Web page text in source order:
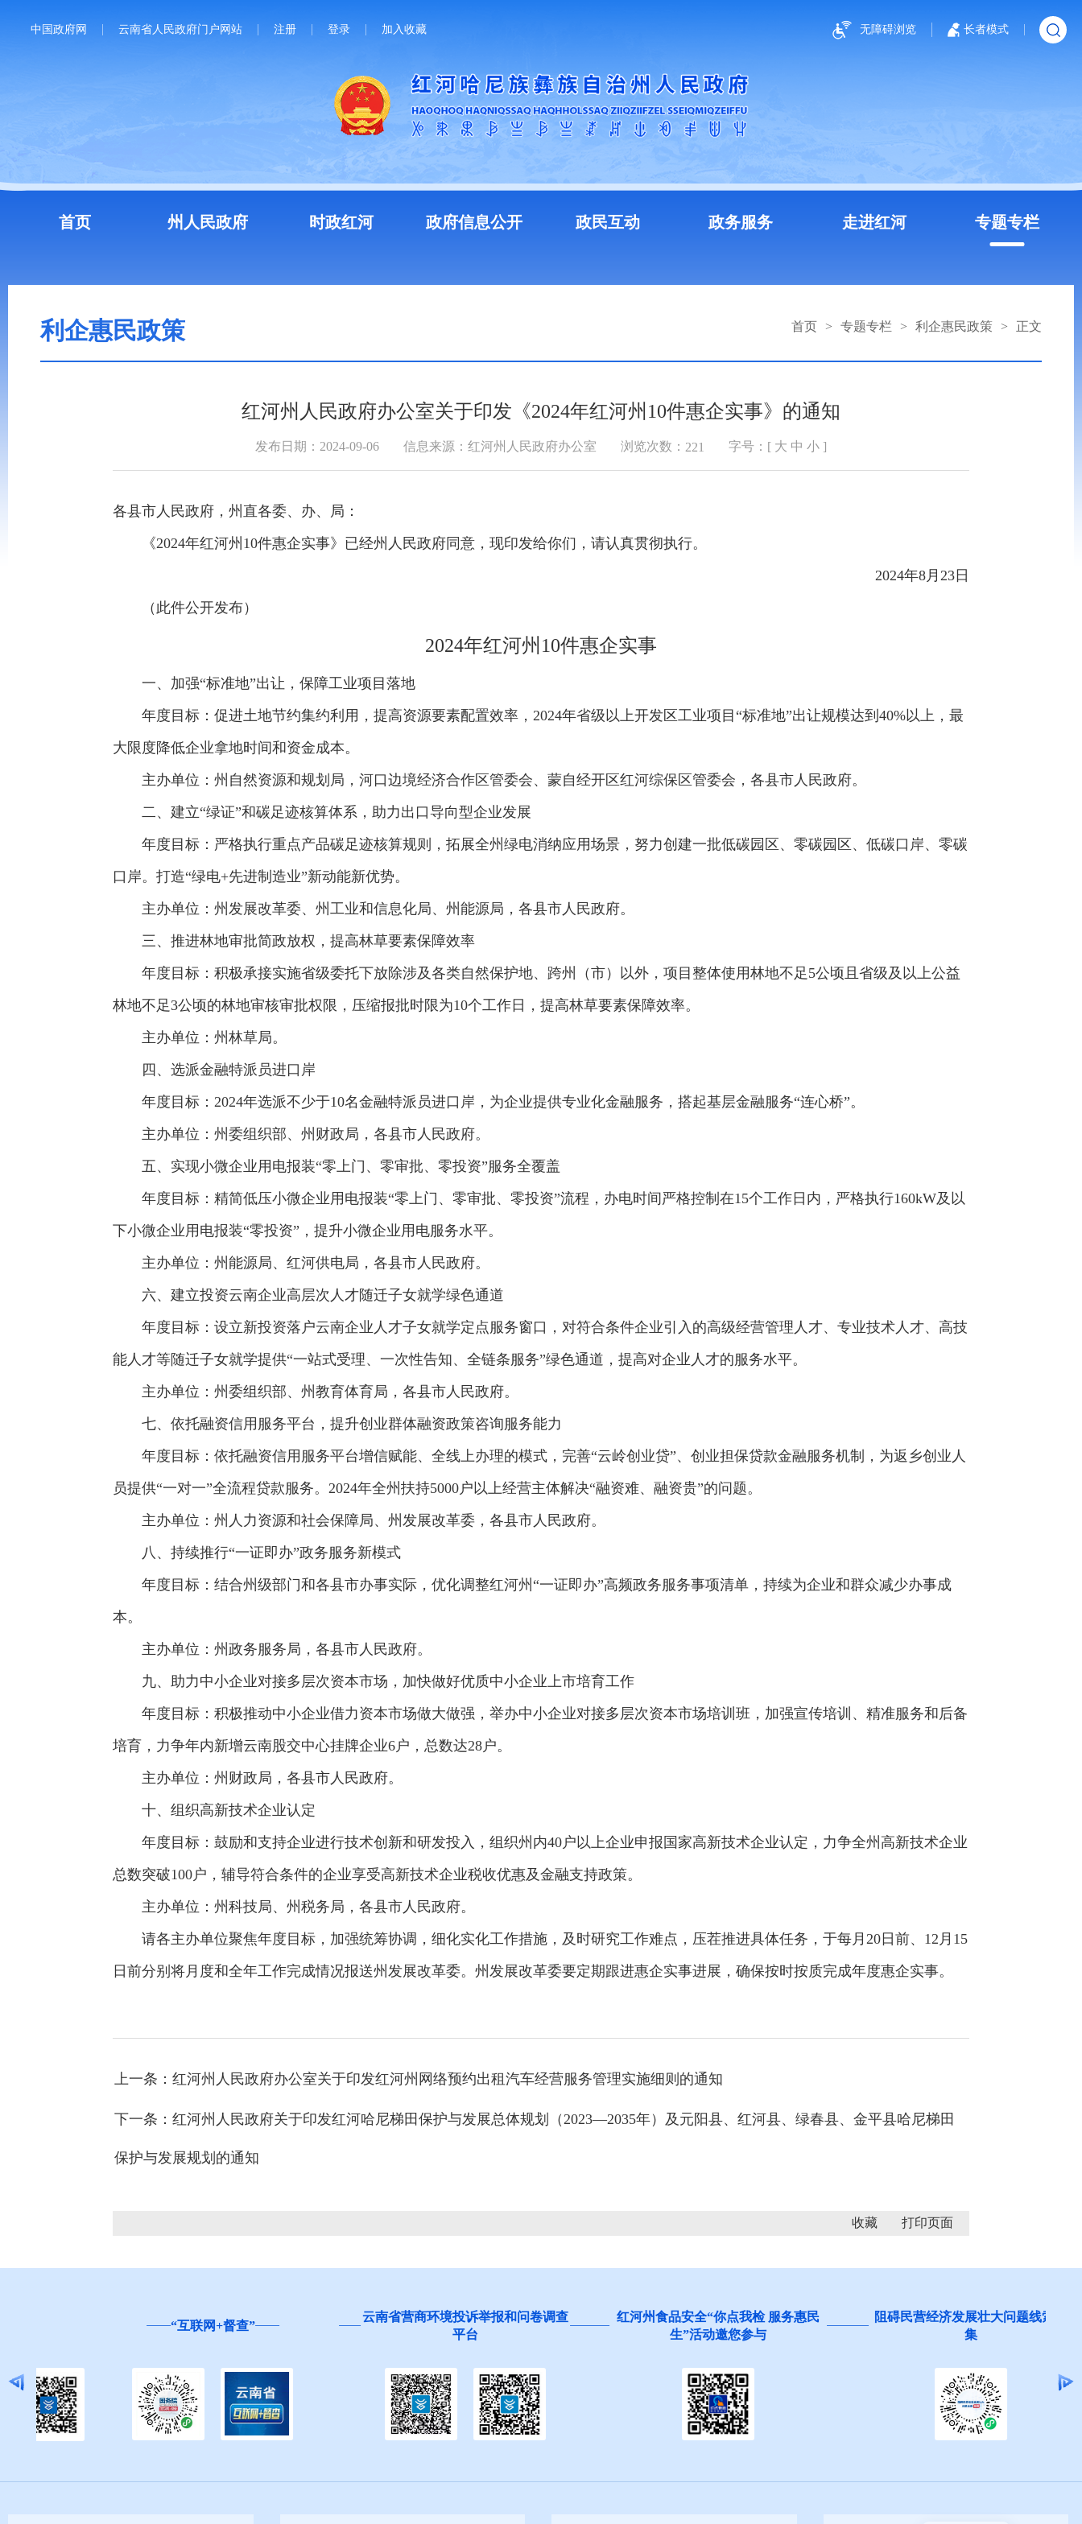
中国政府网 云南省人民政府门户网站 注册 登录 加入收藏 无障碍浏览 长者模式
首页 州人民政府 时政红河 政府信息公开 政民互动 政务服务 走进红河 专题专栏
利企惠民政策 首页 > 专题专栏 > 利企惠民政策 > 正文
红河州人民政府办公室关于印发《2024年红河州10件惠企实事》的通知
发布日期：2024-09-06 信息来源：红河州人民政府办公室 浏览次数： 221 字号：[ 大 中 小 ]
各县市人民政府，州直各委、办、局：
《2024年红河州10件惠企实事》已经州人民政府同意，现印发给你们，请认真贯彻执行。
2024年8月23日
（此件公开发布）
2024年红河州10件惠企实事
一、加强“标准地”出让，保障工业项目落地
年度目标：促进土地节约集约利用，提高资源要素配置效率，2024年省级以上开发区工业项目“标准地”出让规模达到40%以上，最
大限度降低企业拿地时间和资金成本。
主办单位：州自然资源和规划局，河口边境经济合作区管委会、蒙自经开区红河综保区管委会，各县市人民政府。
二、建立“绿证”和碳足迹核算体系，助力出口导向型企业发展
年度目标：严格执行重点产品碳足迹核算规则，拓展全州绿电消纳应用场景，努力创建一批低碳园区、零碳园区、低碳口岸、零碳
口岸。打造“绿电+先进制造业”新动能新优势。
主办单位：州发展改革委、州工业和信息化局、州能源局，各县市人民政府。
三、推进林地审批简政放权，提高林草要素保障效率
年度目标：积极承接实施省级委托下放除涉及各类自然保护地、跨州（市）以外，项目整体使用林地不足5公顷且省级及以上公益
林地不足3公顷的林地审核审批权限，压缩报批时限为10个工作日，提高林草要素保障效率。
主办单位：州林草局。
四、选派金融特派员进口岸
年度目标：2024年选派不少于10名金融特派员进口岸，为企业提供专业化金融服务，搭起基层金融服务“连心桥”。
主办单位：州委组织部、州财政局，各县市人民政府。
五、实现小微企业用电报装“零上门、零审批、零投资”服务全覆盖
年度目标：精简低压小微企业用电报装“零上门、零审批、零投资”流程，办电时间严格控制在15个工作日内，严格执行160kW及以
下小微企业用电报装“零投资”，提升小微企业用电服务水平。
主办单位：州能源局、红河供电局，各县市人民政府。
六、建立投资云南企业高层次人才随迁子女就学绿色通道
年度目标：设立新投资落户云南企业人才子女就学定点服务窗口，对符合条件企业引入的高级经营管理人才、专业技术人才、高技
能人才等随迁子女就学提供“一站式受理、一次性告知、全链条服务”绿色通道，提高对企业人才的服务水平。
主办单位：州委组织部、州教育体育局，各县市人民政府。
七、依托融资信用服务平台，提升创业群体融资政策咨询服务能力
年度目标：依托融资信用服务平台增信赋能、全线上办理的模式，完善“云岭创业贷”、创业担保贷款金融服务机制，为返乡创业人
员提供“一对一”全流程贷款服务。2024年全州扶持5000户以上经营主体解决“融资难、融资贵”的问题。
主办单位：州人力资源和社会保障局、州发展改革委，各县市人民政府。
八、持续推行“一证即办”政务服务新模式
年度目标：结合州级部门和各县市办事实际，优化调整红河州“一证即办”高频政务服务事项清单，持续为企业和群众减少办事成
本。
主办单位：州政务服务局，各县市人民政府。
九、助力中小企业对接多层次资本市场，加快做好优质中小企业上市培育工作
年度目标：积极推动中小企业借力资本市场做大做强，举办中小企业对接多层次资本市场培训班，加强宣传培训、精准服务和后备
培育，力争年内新增云南股交中心挂牌企业6户，总数达28户。
主办单位：州财政局，各县市人民政府。
十、组织高新技术企业认定
年度目标：鼓励和支持企业进行技术创新和研发投入，组织州内40户以上企业申报国家高新技术企业认定，力争全州高新技术企业
总数突破100户，辅导符合条件的企业享受高新技术企业税收优惠及金融支持政策。
主办单位：州科技局、州税务局，各县市人民政府。
请各主办单位聚焦年度目标，加强统筹协调，细化实化工作措施，及时研究工作难点，压茬推进具体任务，于每月20日前、12月15
日前分别将月度和全年工作完成情况报送州发展改革委。州发展改革委要定期跟进惠企实事进展，确保按时按质完成年度惠企实事。
上一条：红河州人民政府办公室关于印发红河州网络预约出租汽车经营服务管理实施细则的通知
下一条：红河州人民政府关于印发红河哈尼梯田保护与发展总体规划（2023—2035年）及元阳县、红河县、绿春县、金平县哈尼梯田
保护与发展规划的通知
收藏
“互联网+督查”
云南省营商环境投诉举报和问卷调查
红河州食品安全“你点我检 服务惠民
生”活动邀您参与
阻碍民营经济发展壮大问题线索征